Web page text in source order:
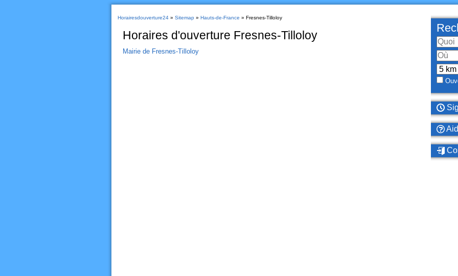
Horairesdouverture24» Sitemap» Hauts-de-France » Fresnes-Tilloloy
Horaires d'ouverture Fresnes-Tilloloy
Mairie de Fresnes-Tilloloy